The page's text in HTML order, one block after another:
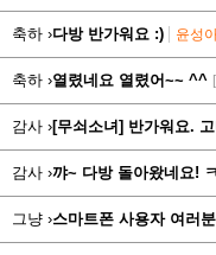
축하 ›다방 반가워요 :) 윤성
축하 ›열렸네요 열렸어~~ ^^
감사 ›[무쇠소녀] 반가워요.
감사 ›꺄~ 다방 돌아왔네요! ㅋ
그냥 ›스마트폰 사용자 여러분